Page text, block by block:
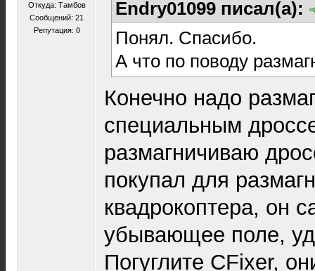
Откуда: Тамбов
Сообщений: 21
Репутация: 0
Endry01099 писал(а):
Понял. Спасибо.
А что по поводу
Конечно надо
специальным
размагничиваю
покупал для
квадрокоптера, он
убывающее поле,
Погуглите CFixer,